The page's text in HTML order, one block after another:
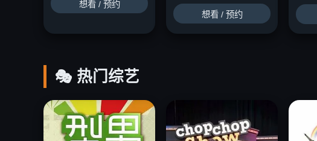
想看 / 预约
想看 / 预约
🎭 热门综艺